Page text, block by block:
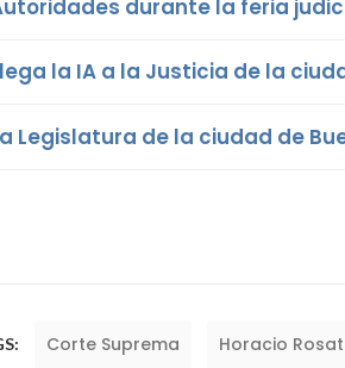
durante la feria
la IA a la Justicia de la
Legislatura de la ciudad de
Corte Suprema Horacio